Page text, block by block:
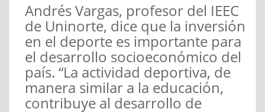
Andrés Vargas, profesor del IEEC
de Uninorte, dice que la inversión
en el deporte es importante para
el desarrollo socioeconómico del
país. “La actividad deportiva, de
manera similar a la educación,
contribuye al desarrollo de